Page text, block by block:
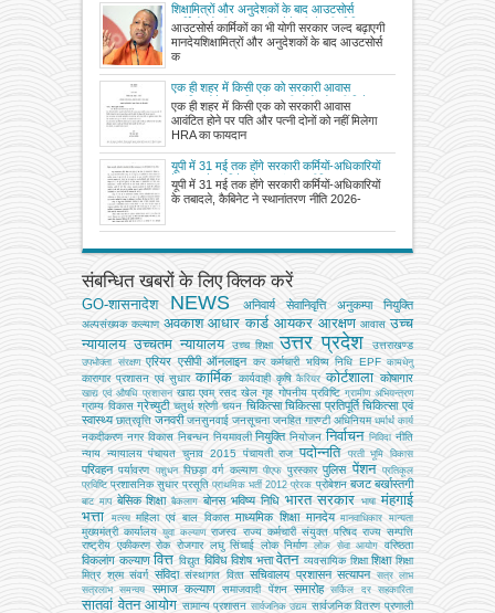
शिक्षामित्रों और अनुदेशकों के बाद आउटसोर्स
कार्मिकों को भी बढ़ा मानदेय देने की तैयारी, विभिन्न
सरकारी विभागों में तैनात चार लाख से अधिक
कार्मिकों को मिलेगा लाभ
आउटसोर्स कार्मिकों का भी योगी सरकार जल्द बढ़ाएगी
मानदेयशिक्षामित्रों और अनुदेशकों के बाद आउटसोर्स
क
एक ही शहर में किसी एक को सरकारी आवास
आवंटित होने पर पति और पत्नी दोनों को नहीं मिलेगा
HRA का फायदा
एक ही शहर में किसी एक को सरकारी आवास
आवंटित होने पर पति और पत्नी दोनों को नहीं मिलेगा
HRA का फायदान
यूपी में 31 मई तक होंगे सरकारी कर्मियों-अधिकारियों
के तबादले, कैबिनेट ने स्थानांतरण नीति 2026-27
को दी मंजूरी
यूपी में 31 मई तक होंगे सरकारी कर्मियों-अधिकारियों
के तबादले, कैबिनेट ने स्थानांतरण नीति 2026-
संबन्धित खबरों के लिए क्लिक करें
GO-शासनादेश NEWS अनिवार्य सेवानिवृत्ति अनुकम्पा नियुक्ति
अल्‍पसंख्‍यक कल्‍याण अवकाश आधार कार्ड आयकर आरक्षण आवास उच्च
न्यायालय उच्चतम न्यायालय उच्‍च शिक्षा उत्तर प्रदेश उत्तराखण्ड
उपभोक्‍ता संरक्षण एरियर एसीपी ऑनलाइन कर कर्मचारी भविष्य निधि EPF कामधेनु
कारागार प्रशासन एवं सुधार कार्मिक कार्यवाही कृषि कैरियर कोर्टशाला कोषागार
खाद्य एवं औषधि प्रशासन खाद्य एवम् रसद खेल गृह गोपनीय प्रविष्टि ग्रामीण अभियन्‍त्रण
ग्राम्य विकास ग्रेच्युटी चतुर्थ श्रेणी चयन चिकित्सा चिकित्सा प्रतिपूर्ति चिकित्‍सा एवं
स्वास्थ्य छात्रवृत्ति जनवरी जनसुनवाई जनसूचना जनहित गारण्टी अधिनियम धर्मार्थ कार्य
नकदीकरण नगर विकास निबन्‍धन नियमावली नियुक्ति नियोजन निर्वाचन निविदा नीति
न्याय न्यायालय पंचायत चुनाव 2015 पंचायती राज पदोन्नति परती भूमि विकास
परिवहन पर्यावरण पशुधन पिछड़ा वर्ग कल्‍याण पीएफ पुरस्कार पुलिस पेंशन
प्रतिकूल
प्रविष्टि प्रशासनिक सुधार प्रसूति प्राथमिक भर्ती 2012 प्रेरक प्रोबेशन बजट बर्खास्तगी
बाट माप बेसिक शिक्षा बैकलाग बोनस भविष्य निधि भारत सरकार भाषा मंहगाई
भत्ता
मत्‍स्‍य महिला एवं बाल विकास माध्यमिक शिक्षा मानदेय मानवाधिकार मान्यता
मुख्‍यमंत्री कार्यालय युवा कल्याण राजस्व राज्य कर्मचारी संयुक्त परिषद राज्य सम्पत्ति
राष्ट्रीय एकीकरण रोक रोजगार लघु सिंचाई लोक निर्माण लोक सेवा आयोग वरिष्ठता
विकलांग कल्याण वित्त विद्युत विविध विशेष भत्ता वेतन व्‍यवसायिक शिक्षा शिक्षा शिक्षा
मित्र श्रम संवर्ग संविदा संस्‍थागत वित्‍त सचिवालय प्रशासन सत्यापन सत्र लाभ
सत्रलाभ
समन्वय समाज कल्याण समाजवादी पेंशन समारोह सर्किल दर सहकारिता
सातवां वेतन आयोग सामान्य प्रशासन सार्वजनिक उद्यम सार्वजनिक वितरण प्रणाली